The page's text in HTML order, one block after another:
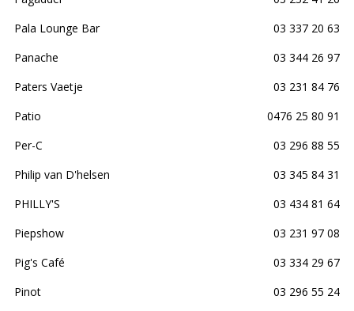
Pala Lounge Bar
03 337 20 63
Panache
03 344 26 97
Paters Vaetje
03 231 84 76
Patio
0476 25 80 91
Per-C
03 296 88 55
Philip van D'helsen
03 345 84 31
PHILLY'S
03 434 81 64
Piepshow
03 231 97 08
Pig's Café
03 334 29 67
Pinot
03 296 55 24